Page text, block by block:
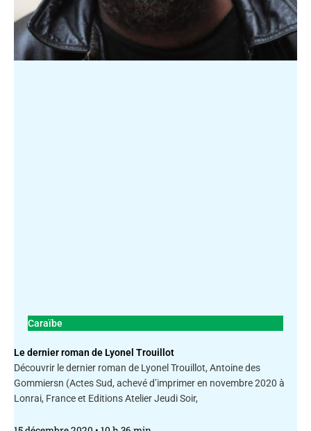
Caraïbe
Le dernier roman de Lyonel Trouillot
Découvrir le dernier roman de Lyonel Trouillot, Antoine des
Gommiersn (Actes Sud, achevé d’imprimer en novembre 2020 à
Lonrai, France et Editions Atelier Jeudi Soir,